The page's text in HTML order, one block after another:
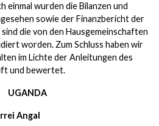
wurden die Bilanzen und
sowie der Finanzbericht der
die von den Hausgemeinschaften
worden. Zum Schluss haben wir
im Lichte der Anleitungen des
und bewertet.
UGANDA
Angal